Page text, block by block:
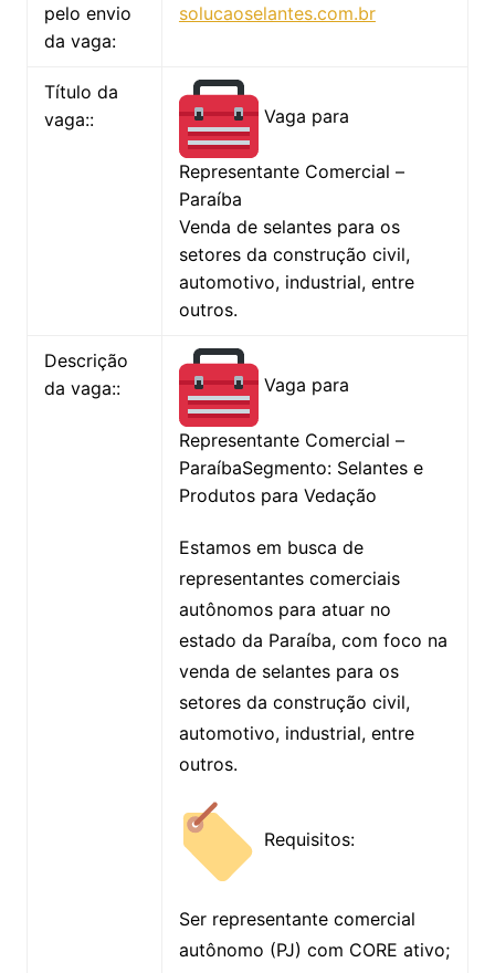
pelo envio
da vaga:
solucaoselantes.com.br
Título da
vaga::
Vaga para
Representante Comercial –
Paraíba
Venda de selantes para os
setores da construção civil,
automotivo, industrial, entre
outros.
Descrição
da vaga::
Vaga para
Representante Comercial –
ParaíbaSegmento: Selantes e
Produtos para Vedação
Estamos em busca de
representantes comerciais
autônomos para atuar no
estado da Paraíba, com foco na
venda de selantes para os
setores da construção civil,
automotivo, industrial, entre
outros.
Requisitos:
Ser representante comercial
autônomo (PJ) com CORE ativo;